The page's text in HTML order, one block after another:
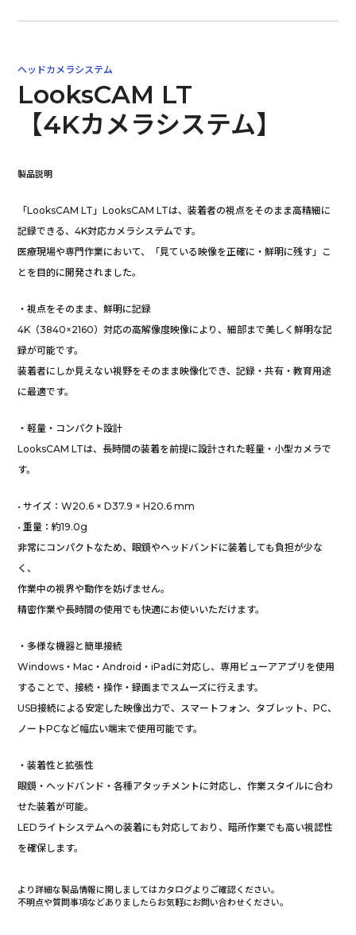
ヘッドカメラシステム
LooksCAM LT
【4Kカメラシステム】
製品説明
「LooksCAM LT」LooksCAM LTは、装着者の視点をそのまま高精細に
記録できる、4K対応カメラシステムです。
医療現場や専門作業において、「見ている映像を正確に・鮮明に残す」こ
とを目的に開発されました。
・視点をそのまま、鮮明に記録
4K（3840×2160）対応の高解像度映像により、細部まで美しく鮮明な記
録が可能です。
装着者にしか見えない視野をそのまま映像化でき、記録・共有・教育用途
に最適です。
・軽量・コンパクト設計
LooksCAM LTは、長時間の装着を前提に設計された軽量・小型カメラで
す。
• サイズ：W20.6 × D37.9 × H20.6 mm
• 重量：約19.0g
非常にコンパクトなため、眼鏡やヘッドバンドに装着しても負担が少な
く、
作業中の視界や動作を妨げません。
精密作業や長時間の使用でも快適にお使いいただけます。
・多様な機器と簡単接続
Windows・Mac・Android・iPadに対応し、専用ビューアアプリを使用
することで、接続・操作・録画までスムーズに行えます。
USB接続による安定した映像出力で、スマートフォン、タブレット、PC、
ノートPCなど幅広い端末で使用可能です。
・装着性と拡張性
眼鏡・ヘッドバンド・各種アタッチメントに対応し、作業スタイルに合わ
せた装着が可能。
LEDライトシステムへの装着にも対応しており、暗所作業でも高い視認性
を確保します。
より詳細な製品情報に関しましてはカタログよりご確認ください。
不明点や質問事項などありましたらお気軽にお問い合わせください。